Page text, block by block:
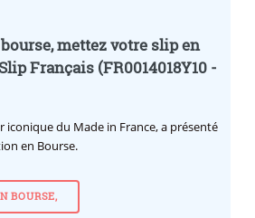
mettez votre slip en
Français (FR0014018Y10 -
iconique du Made in France, a présenté
en Bourse.
BOURSE,